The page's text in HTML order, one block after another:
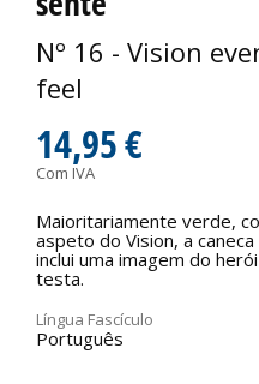
Nº 16 - Vision
feel
14,95 €
Com IVA
Maioritariamente verde,
aspeto do Vision, a
inclui uma imagem do
testa.
Língua Fascículo
Português